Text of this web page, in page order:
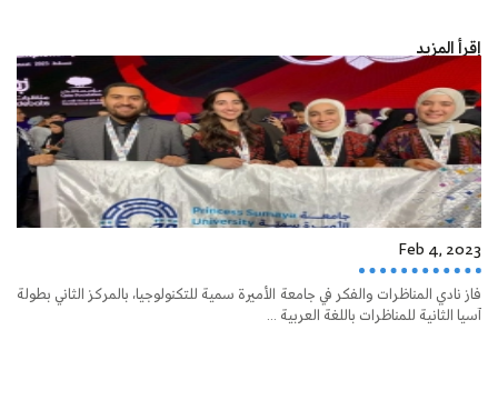
إقرأ المزيد
Feb 4, 2023
فاز نادي المناظرات والفكر في جامعة الأميرة سمية للتكنولوجيا، بالمركز الثاني بطولة
آسيا الثانية للمناظرات باللغة العربية ...